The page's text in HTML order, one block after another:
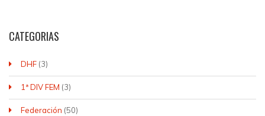
CATEGORIAS
DHF (3)
1ª DIV FEM (3)
Federación (50)